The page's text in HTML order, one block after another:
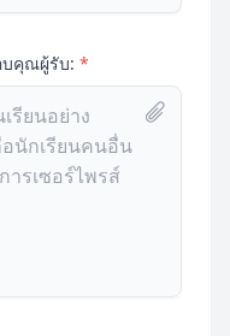
คุณผู้รับ: *